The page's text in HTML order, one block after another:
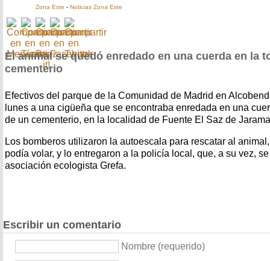
Zona Este - Noticias Zona Este
El animal se quedó enredado en una cuerda en la
cementerio
Efectivos del parque de la Comunidad de Madrid en
lunes a una cigüeña que se encontraba enredada en una
de un cementerio, en la localidad de Fuente El Saz de
Los bomberos utilizaron la autoescala para rescatar al
podía volar, y lo entregaron a la policía local, que, a su vez,
asociación ecologista Grefa.
Escribir un comentario
Nombre (requerido)